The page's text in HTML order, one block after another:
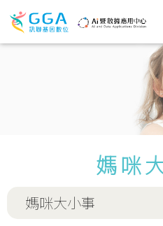
媽咪
媽咪大小事